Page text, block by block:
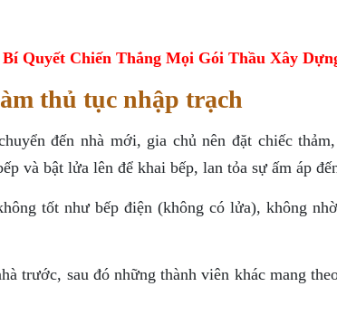
Quyết Chiến Thắng Mọi Gói Thầu Xây
thủ tục nhập trạch
đến nhà mới, gia chủ nên đặt chiếc
và bật lửa lên để khai bếp, lan tỏa sự ấm áp
tốt như bếp điện (không có lửa), không
trước, sau đó những thành viên khác mang